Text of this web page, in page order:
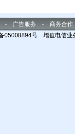
- 广告服务 - 商务合作
05008894号 增值电信